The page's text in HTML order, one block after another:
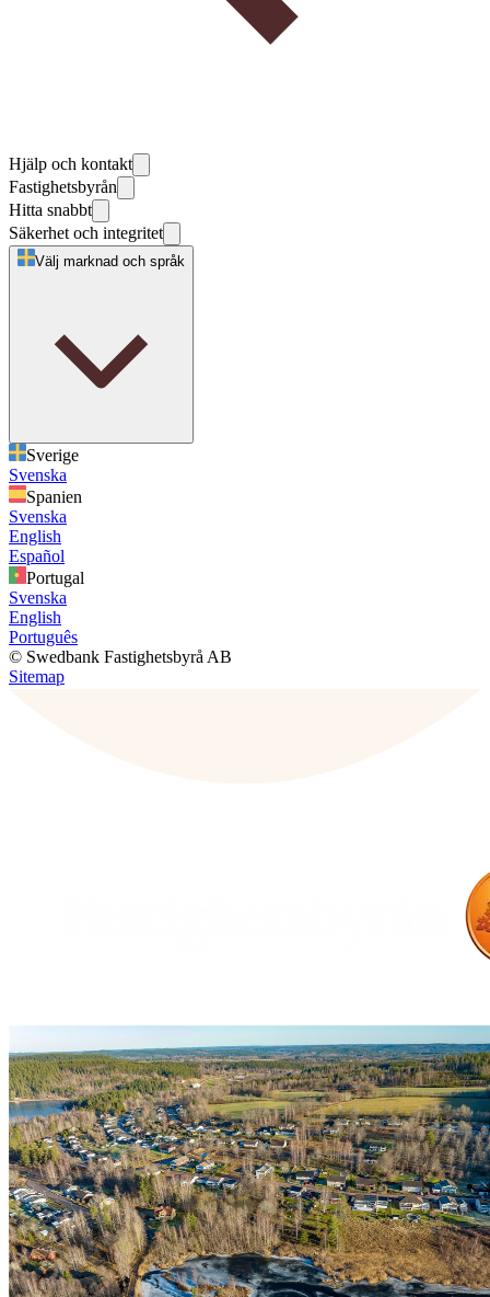
Hjälp och kontakt
Fastighetsbyrån
Hitta snabbt
Säkerhet och integritet
Välj marknad och språk
Sverige
Svenska
Spanien
Svenska
English
Español
Portugal
Svenska
English
Português
© Swedbank Fastighetsbyrå AB
Sitemap